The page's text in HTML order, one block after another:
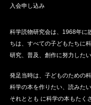
入会申し込み
科学読物研究会は、1968年に
ちは、すべての子どもたちに
研究、普及、創作に努力した
発足当時は、子どものための
科学の本を作りたい、読みた
それととも に科学の本もたく